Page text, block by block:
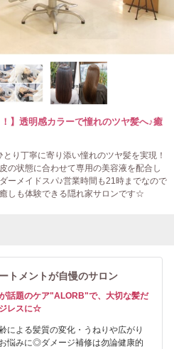
】透明感カラーで憧れのツヤ髪へ♪癒
り丁寧に寄り添い憧れのツヤ髪を実現！
の状態に合わせて専用の美容液を配合し
ーメイドスパ♪営業時間も21時までなので
しも体験できる隠れ家サロンです☆
トメントが自慢のサロン
話題のケア"ALORB"で、大切な髪だ
レスに☆
による髪質の変化・うねりや広がり
悩みに◎ダメージ補修は勿論健康的